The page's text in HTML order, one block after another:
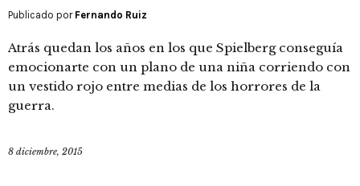
Publicado por Fernando Ruiz
Atrás quedan los años en los que Spielberg conseguía
emocionarte con un plano de una niña corriendo con
un vestido rojo entre medias de los horrores de la
guerra.
8 diciembre, 2015